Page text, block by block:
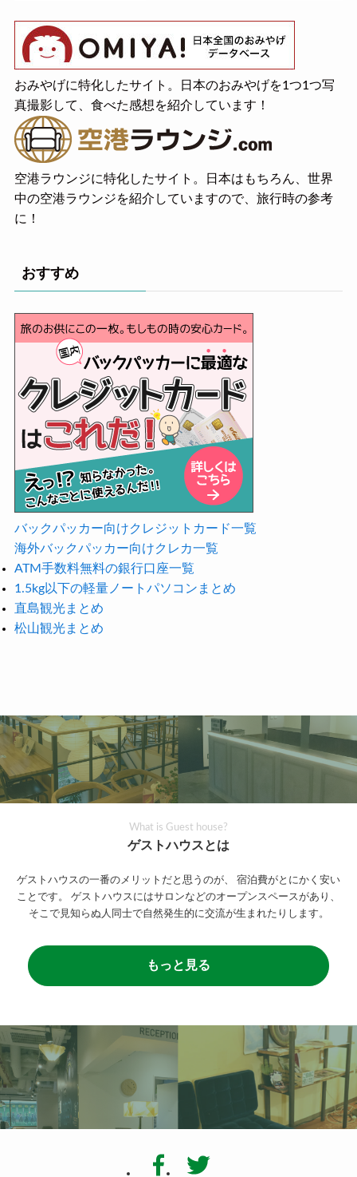
おみやげに特化したサイト。日本のおみやげを1つ1つ写
真撮影して、食べた感想を紹介しています！
空港ラウンジに特化したサイト。日本はもちろん、世界
中の空港ラウンジを紹介していますので、旅行時の参考
に！
おすすめ
バックパッカー向けクレジットカード一覧
海外バックパッカー向けクレカ一覧
ATM手数料無料の銀行口座一覧
1.5kg以下の軽量ノートパソコンまとめ
直島観光まとめ
松山観光まとめ
What is Guest house?
ゲストハウスとは
ゲストハウスの一番のメリットだと思うのが、
宿泊費がとにかく安い
ことです。
ゲストハウスにはサロンなどのオープンスペースがあり、
そこで見知らぬ人同士で自然発生的に交流が生まれたりします。
もっと見る